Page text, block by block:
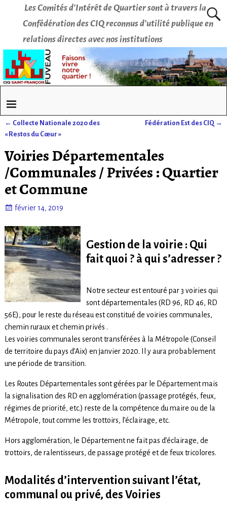
Les Comités d’Intérêt de Quartier sont à travers la
Confédération des CIQ reconnus d’utilité publique en
relations directes avec nos institutions
Navigation des articles
← Collecte Nationale 2020 des
« Restos du Cœur »
Fédération Est des CIQ →
Voiries Départementales
/Communales / Privées : Quartier
et Commune
février 14, 2019
Gestion de la voirie : Qui
fait quoi ? à qui s’adresser ?
Notre secteur est entouré par 3 voiries qui
sont départementales (RD 96, RD 46, RD
56E), pour le reste du réseau est constitué de voiries communales,
chemin ruraux et chemin privés .
Les voiries communales seront transférées à la Métropole (Conseil
de territoire du pays d’Aix) en janvier 2020. Il y aura probablement
une période de transition.
Les Routes Départementales sont gérées par le Département mais
la signalisation des RD en agglomération (passage protégés, feux,
régimes de priorité, etc.) reste de la compétence du maire ou de la
Métropole, tout comme les trottoirs, l’éclairage, etc.
Hors agglomération, le Département ne fait pas d’éclairage, de
trottoirs, de ralentisseurs, de passage protégé et de feux tricolores.
Modalités d’intervention suivant l’état,
communal ou privé, des Voiries